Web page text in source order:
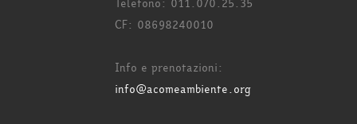
Telefono: 011.070.25.35
CF: 08698240010
Info e prenotazioni:
info@acomeambiente.org